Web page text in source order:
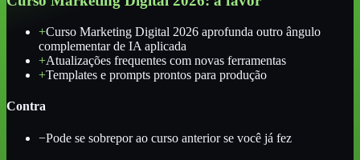
+Curso Marketing Digital 2026 aprofunda outro ângulo
complementar de IA aplicada
+Atualizações frequentes com novas ferramentas
+Templates e prompts prontos para produção
Contra
−Pode se sobrepor ao curso anterior se você já fez